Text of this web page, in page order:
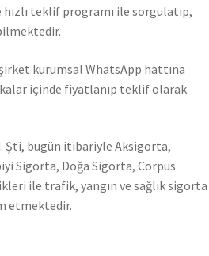
teklif programı ile sorgulatıp,
kurumsal WhatsApp hattına
içinde fiyatlanıp teklif olarak
Şti, bugün itibariyle Aksigorta,
Sigorta, Doğa Sigorta, Corpus
ile trafik, yangın ve sağlık sigorta
etmektedir.